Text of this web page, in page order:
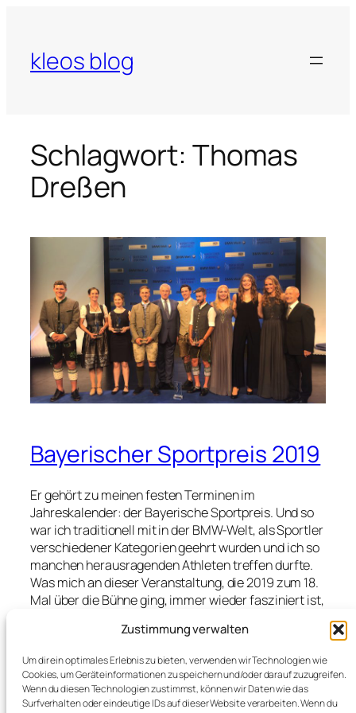
Zustimmung verwalten
Um dir ein optimales Erlebnis zu bieten, verwenden wir Technologien wie
Cookies, um Geräteinformationen zu speichern und/oder darauf zuzugreifen.
Wenn du diesen Technologien zustimmst, können wir Daten wie das
Surfverhalten oder eindeutige IDs auf dieser Website verarbeiten. Wenn du
springen
kleos blog
Schlagwort: Thomas
Dreßen
Bayerischer Sportpreis 2019
Er gehört zu meinen festen Terminen im
Jahreskalender: der Bayerische Sportpreis. Und so
war ich traditionell mit in der BMW-Welt, als Sportler
verschiedener Kategorien geehrt wurden und ich so
manchen herausragenden Athleten treffen durfte.
Was mich an dieser Veranstaltung, die 2019 zum 18.
Mal über die Bühne ging, immer wieder fasziniert ist,
Arten“ für ihre herausragenden Leistungen geehrt
und Menschen ins Rampenlicht gerückt werden, die
trotz Handicaps und Rückschlägen nie aufgeben.
Sportmomente für die Ewigkeit Ski-Geschichte
schrieben etwa Thomas…